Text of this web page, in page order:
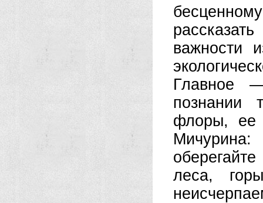
важности
Главное
познании
флоры, ее
леса,